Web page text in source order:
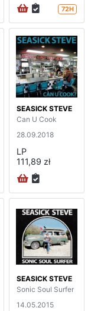
72H
SEASICK STEVE
Can U Cook
28.09.2018
LP
111,89 zł
SEASICK STEVE
Sonic Soul Surfer
14.05.2015